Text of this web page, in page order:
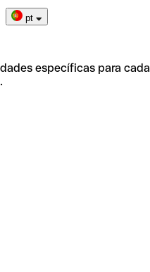
pt
específicas para cada